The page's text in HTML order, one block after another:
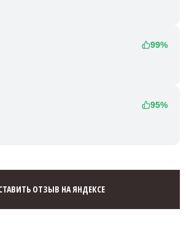
99%
95%
ОТЗЫВ НА ЯНДЕКСЕ